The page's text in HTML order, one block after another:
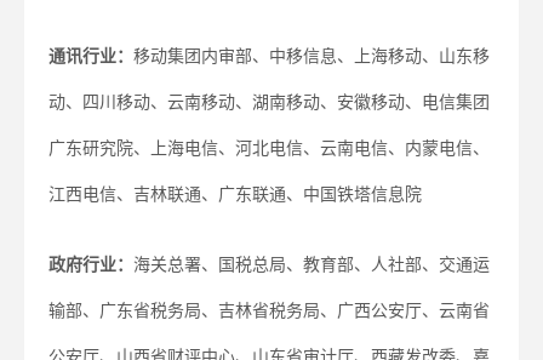
通讯行业： 移动集团内审部、中移信息、上海移动、山东移
动、四川移动、云南移动、湖南移动、安徽移动、电信集团
广东研究院、上海电信、河北电信、云南电信、内蒙电信、
江西电信、吉林联通、广东联通、中国铁塔信息院
政府行业： 海关总署、国税总局、教育部、人社部、交通运
输部、广东省税务局、吉林省税务局、广西公安厅、云南省